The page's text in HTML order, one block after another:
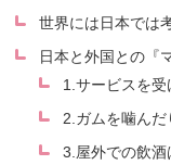
世界には日本では
日本と外国との『
1.サービスを受
2.ガムを噛んだ
3.屋外での飲酒